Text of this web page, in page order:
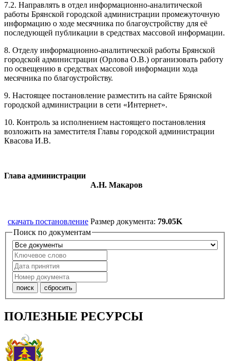
7.2. Направлять в отдел информационно-аналитической
работы Брянской городской администрации промежуточную
информацию о ходе месячника по благоустройству для её
последующей публикации в средствах массовой информации.
8. Отделу информационно-аналитической работы Брянской
городской администрации (Орлова О.В.) организовать работу
по освещению в средствах массовой информации хода
месячника по благоустройству.
9. Настоящее постановление разместить на сайте Брянской
городской администрации в сети «Интернет».
10. Контроль за исполнением настоящего постановления
возложить на заместителя Главы городской администрации
Квасова И.В.
Глава администрации
А.Н. Макаров
скачать постановление Размер документа: 79.05K
Поиск по документам
ПОЛЕЗНЫЕ РЕСУРСЫ